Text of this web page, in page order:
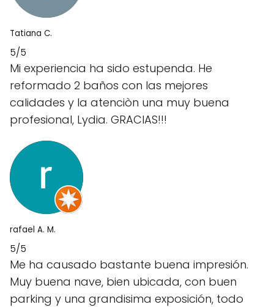
Tatiana C.
5/5
Mi experiencia ha sido estupenda. He
reformado 2 baños con las mejores
calidades y la atenciòn una muy buena
profesional, Lydia. GRACIAS!!!
rafael A. M.
5/5
Me ha causado bastante buena impresión.
Muy buena nave, bien ubicada, con buen
parking y una grandisima exposición, todo